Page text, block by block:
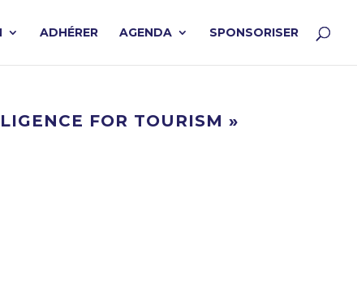
ADHÉRER AGENDA SPONSORISER
FOR TOURISM »